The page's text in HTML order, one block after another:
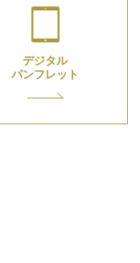
デジタル
パンフレット